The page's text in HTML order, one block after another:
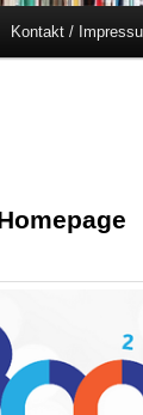
Kontakt /